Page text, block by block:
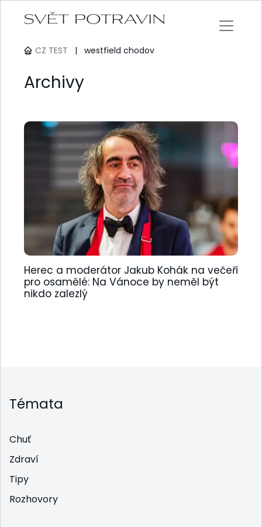
CZ TEST | westfield chodov
Archivy
Herec a moderátor Jakub Kohák na večeři
pro osamělé: Na Vánoce by neměl být
nikdo zalezlý
Témata
Chuť
Zdraví
Tipy
Rozhovory